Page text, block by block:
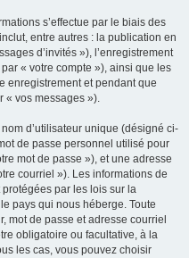
s’effectue par le biais des
entre autres : la publication en
d’invités »), l’enregistrement
« votre compte »), ainsi que les
enregistrement et pendant que
« vos messages »).
d’utilisateur unique (désigné ci-
de passe personnel utilisé pour
mot de passe »), et une adresse
courriel »). Les informations de
par les lois sur la
pays qui nous héberge. Toute
mot de passe et adresse courriel
obligatoire ou facultative, à la
les cas, vous pouvez choisir